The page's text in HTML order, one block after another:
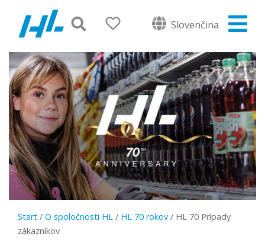
Slovenčina
Start / O spoločnosti HL / HL 70 rokov / HL 70 Prípady
zákazníkov